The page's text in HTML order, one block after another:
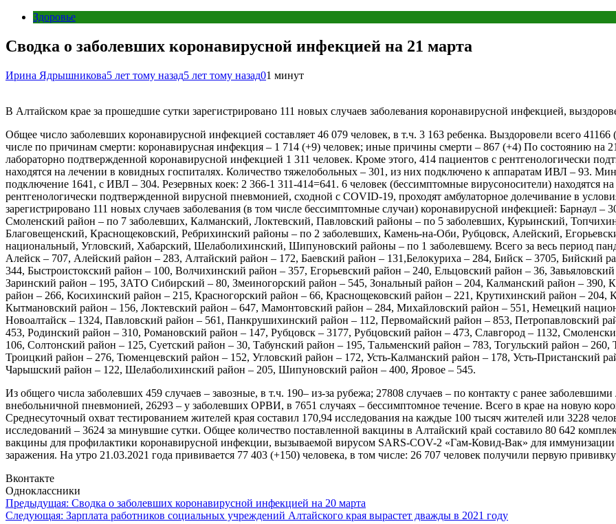
Здоровье
Сводка о заболевших коронавирусной инфекцией на 21 марта
Ирина Ядрышникова5 лет тому назад5 лет тому назад01 минут
В Алтайском крае за прошедшие сутки зарегистрировано 111 новых случаев заболевания коронавирусной инфекцией,
Общее число заболевших коронавирусной инфекцией составляет 46 079 человек, в т.ч. 3 163 ребенка. Выздоровели всего
числе по причинам смерти: коронавирусная инфекция – 1 714 (+9) человек; иные причины смерти – 867 (+4) По состоянию на
лабораторно подтвержденной коронавирусной инфекцией 1 311 человек. Кроме этого, 414 пациентов с рентгенологически
находятся на лечении в ковидных госпиталях. Количество тяжелобольных – 301, из них подключено к аппаратам ИВЛ – 93.
подключение 1641, с ИВЛ – 304. Резервных коек: 2 366-1 311-414=641. 6 человек (бессимптомные вирусоносители) находятся
рентгенологически подтвержденной вирусной пневмонией, сходной с COVID-19, проходят амбулаторное долечивание в
зарегистрировано 111 новых случаев заболевания (в том числе бессимптомные случаи) коронавирусной инфекцией: Барнаул
Смоленский район – по 7 заболевших, Калманский, Локтевский, Павловский районы – по 5 заболевших, Курьинский,
Благовещенский, Краснощековский, Ребрихинский районы – по 2 заболевших, Камень-на-Оби, Рубцовск, Алейский,
национальный, Угловский, Хабарский, Шелаболихинский, Шипуновский районы – по 1 заболевшему. Всего за весь период
Алейск – 707, Алейский район – 283, Алтайский район – 172, Баевский район – 131,Белокуриха – 284, Бийск – 3705, Бийский
344, Быстроистокский район – 100, Волчихинский район – 357, Егорьевский район – 240, Ельцовский район – 36,
Заринский район – 195, ЗАТО Сибирский – 80, Змеиногорский район – 545, Зональный район – 204, Калманский район –
район – 266, Косихинский район – 215, Красногорский район – 66, Краснощековский район – 221, Крутихинский район – 204,
Кытмановский район – 156, Локтевский район – 647, Мамонтовский район – 284, Михайловский район – 551, Немецкий
Новоалтайск – 1324, Павловский район – 561, Панкрушихинский район – 112, Первомайский район – 853, Петропавловский
453, Родинский район – 310, Романовский район – 147, Рубцовск – 3177, Рубцовский район – 473, Славгород – 1132,
106, Солтонский район – 125, Суетский район – 30, Табунский район – 195, Тальменский район – 783, Тогульский район –
Троицкий район – 276, Тюменцевский район – 152, Угловский район – 172, Усть-Калманский район – 178, Усть-Пристанский
Чарышский район – 122, Шелаболихинский район – 205, Шипуновский район – 400, Яровое – 545.
Из общего числа заболевших 459 случаев – завозные, в т.ч. 190– из-за рубежа; 27808 случаев – по контакту с ранее
внебольничной пневмонией, 26293 – у заболевших ОРВИ, в 7651 случаях – бессимптомное течение. Всего в крае на новую
Среднесуточный охват тестированием жителей края составил 170,94 исследования на каждые 100 тысяч жителей или 3228
исследований – 3624 за минувшие сутки. Общее количество поставленной вакцины в Алтайский край составило 80 642
вакцины для профилактики коронавирусной инфекции, вызываемой вирусом SARS-COV-2 «Гам-Ковид-Вак» для иммунизации
заражения. На утро 21.03.2021 года прививается 77 403 (+150) человека, в том числе: 26 707 человек получили первую
Вконтакте
Одноклассники
Навигация
Предыдущая: Сводка о заболевших коронавирусной инфекцией на 20 марта
Следующая: Зарплата работников социальных учреждений Алтайского края вырастет дважды в 2021 году